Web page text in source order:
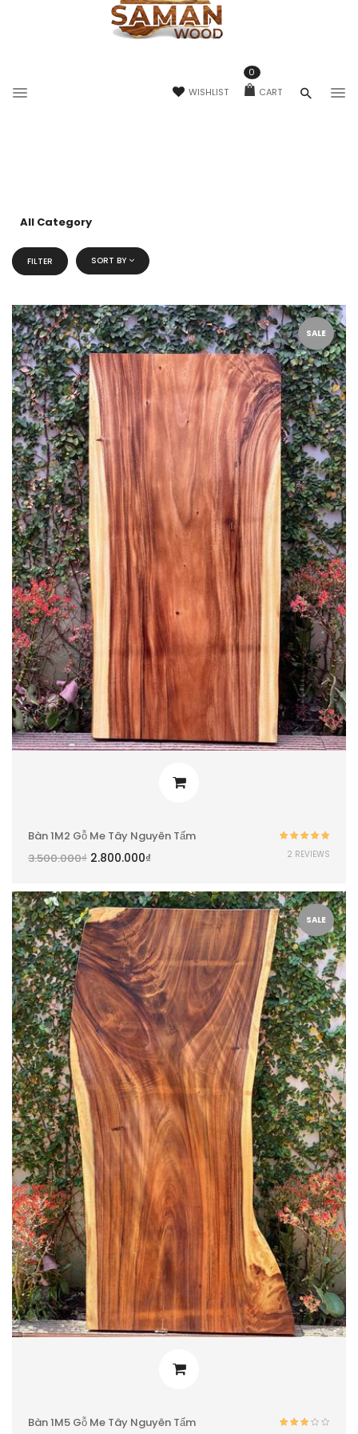
WISHLIST CART
0
All Category
FILTER SORT BY
SALE
Bàn 1M2 Gỗ Me Tây Nguyên Tấm
3.500.000₫ 2.800.000₫
Được xếp
hạng5.00 5
2 REVIEWS
SALE
Bàn 1M5 Gỗ Me Tây Nguyên Tấm